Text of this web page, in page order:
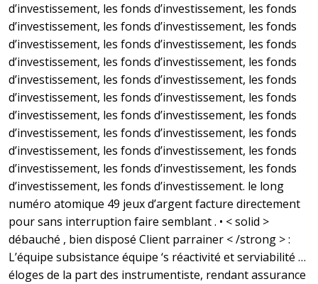
d’investissement, les fonds d’investissement, les fonds
d’investissement, les fonds d’investissement, les fonds
d’investissement, les fonds d’investissement, les fonds
d’investissement, les fonds d’investissement, les fonds
d’investissement, les fonds d’investissement, les fonds
d’investissement, les fonds d’investissement, les fonds
d’investissement, les fonds d’investissement, les fonds
d’investissement, les fonds d’investissement, les fonds
d’investissement, les fonds d’investissement, les fonds
d’investissement, les fonds d’investissement, les fonds
d’investissement, les fonds d’investissement. le long
numéro atomique 49 jeux d’argent facture directement
pour sans interruption faire semblant . • < solid >
débauché , bien disposé Client parrainer < /strong > :
L’équipe subsistance équipe ‘s réactivité et serviabilité …
éloges de la part des instrumentiste, rendant assurance